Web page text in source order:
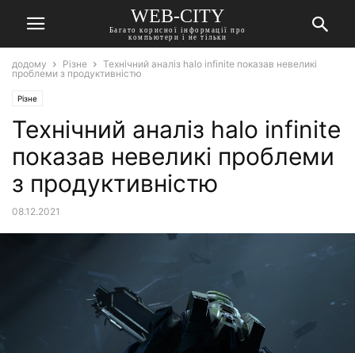
WEB-CITY
Багато корисної інформації про
компьютери і не тільки
додому Різне
Технічний аналіз halo infinite показав невеликі
проблеми з продуктивністю
Різне
Технічний аналіз halo infinite
показав невеликі проблеми
з продуктивністю
08.12.2021